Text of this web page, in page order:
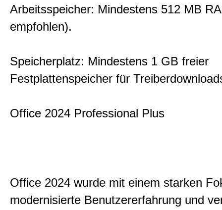
Arbeitsspeicher: Mindestens 512 MB
empfohlen).
Speicherplatz: Mindestens 1 GB freier
Festplattenspeicher für
Office 2024 Professional Plus
Office 2024 wurde mit einem starken
modernisierte Benutzererfahrung und